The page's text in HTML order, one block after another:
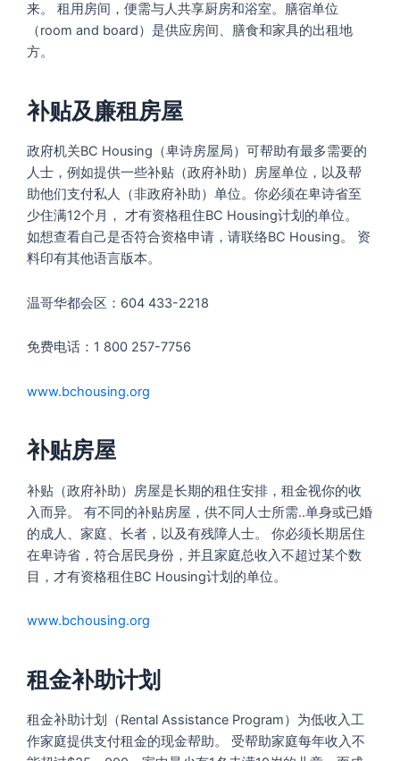
来。 租用房间，便需与人共享厨房和浴室。膳宿单位
（room and board）是供应房间、膳食和家具的出租地
方。
补贴及廉租房屋
政府机关BC Housing（卑诗房屋局）可帮助有最多需要的
人士，例如提供一些补贴（政府补助）房屋单位，以及帮
助他们支付私人（非政府补助）单位。你必须在卑诗省至
少住满12个月， 才有资格租住BC Housing计划的单位。
如想查看自己是否符合资格申请，请联络BC Housing。 资
料印有其他语言版本。
温哥华都会区：604 433-2218
免费电话：1 800 257-7756
www.bchousing.org
补贴房屋
补贴（政府补助）房屋是长期的租住安排，租金视你的收
入而异。 有不同的补贴房屋，供不同人士所需..单身或已婚
的成人、家庭、长者，以及有残障人士。 你必须长期居住
在卑诗省，符合居民身份，并且家庭总收入不超过某个数
目，才有资格租住BC Housing计划的单位。
www.bchousing.org
租金补助计划
租金补助计划（Rental Assistance Program）为低收入工
作家庭提供支付租金的现金帮助。 受帮助家庭每年收入不